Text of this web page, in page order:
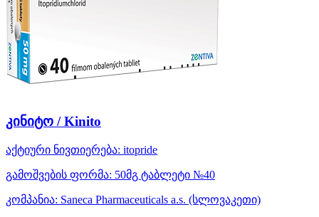
კინიტო / Kinito
აქტიური ნივთიერება: itopride
გამოშვების ფორმა: 50მგ ტაბლეტი №40
კომპანია: Saneca Pharmaceuticals a.s. (სლოვაკეთი)